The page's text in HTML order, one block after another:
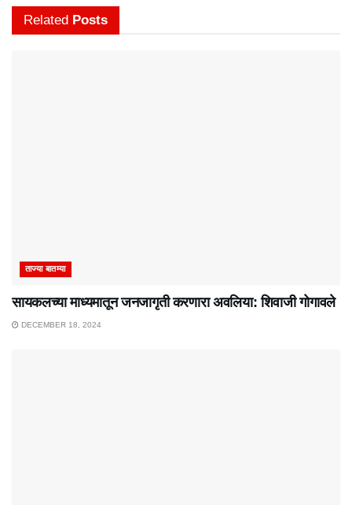
Related Posts
ताज्या बातम्या
सायकलच्या माध्यमातून जनजागृती करणारा अवलिया: शिवाजी गोगावले
DECEMBER 18, 2024